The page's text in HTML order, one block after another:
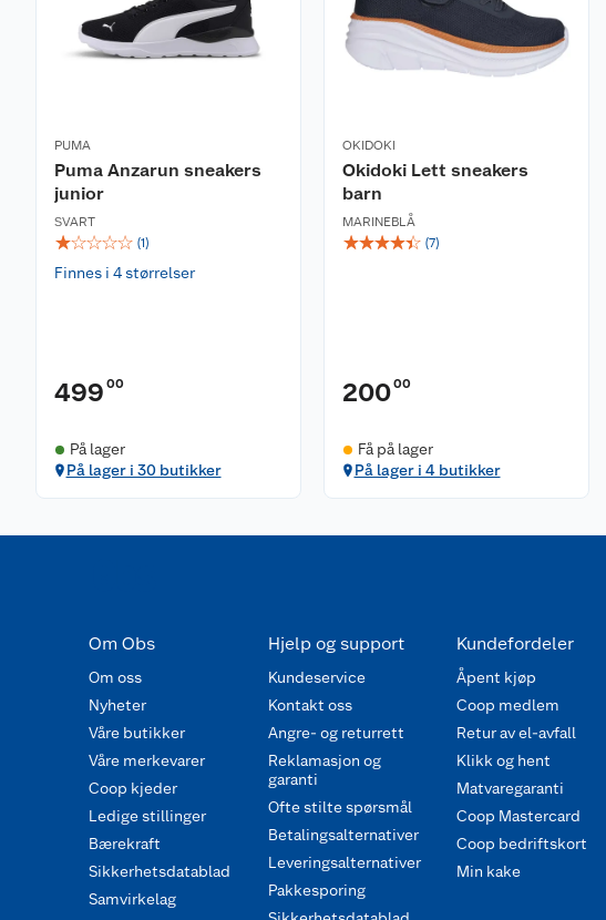
PUMA
Puma Anzarun sneakers
junior
SVART
☆☆☆☆☆ (1)
Finnes i 4 størrelser
499 00
På lager
På lager i 30 butikker
OKIDOKI
Okidoki Lett sneakers
barn
MARINEBLÅ
☆☆☆☆☆ (7)
20000
Få på lager
På lager i 4 butikker
Om Obs
Om oss
Nyheter
Våre butikker
Våre merkevarer
Coop kjeder
Ledige stillinger
Bærekraft
Sikkerhetsdatablad
Samvirkelag
Hjelp og support
Kundeservice
Kontakt oss
Angre- og returrett
Reklamasjon og
garanti
Ofte stilte spørsmål
Betalingsalternativer
Leveringsalternativer
Pakkesporing
Kundefordeler
Åpent kjøp
Coop medlem
Retur av el-avfall
Klikk og hent
Matvaregaranti
Coop Mastercard
Coop bedriftskort
Min kake